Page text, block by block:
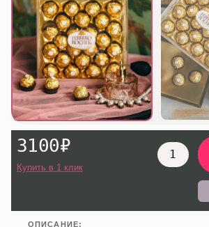
3100₽
Купить в 1 клик
Количество
Конфеты
ОПИСАНИЕ: